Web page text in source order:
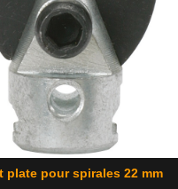
plate pour spirales 22 mm